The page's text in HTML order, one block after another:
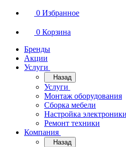
0 Избранное
0 Корзина
Бренды
Акции
Услуги
Назад
Услуги
Монтаж оборудования
Сборка мебели
Настройка электроники
Ремонт техники
Компания
Назад